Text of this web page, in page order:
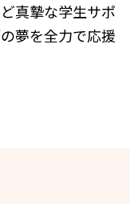
真摯な学生サポ
夢を全力で応援